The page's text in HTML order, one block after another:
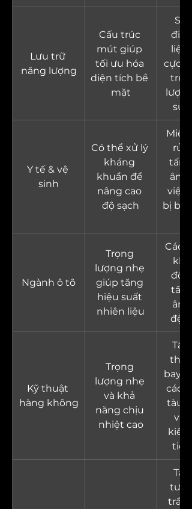
Lưu trữ
năng lượng
Cấu trúc
mút giúp
tối ưu hóa
diện tích bề
mặt
liệu
cực
trữ
Y tế & vệ
sinh
Có thể xử lý
kháng
khuẩn để
nâng cao
độ sạch
rửa
tấm
âm
viện,
bị
Ngành ô tô
Trọng
lượng nhẹ
giúp tăng
hiệu suất
nhiên liệu
Cách
tấm
âm
đệm
Kỹ thuật
hàng không
Trọng
lượng nhẹ
và khả
năng chịu
nhiệt cao
thất
bay,
cách
tàu
vật
trần,